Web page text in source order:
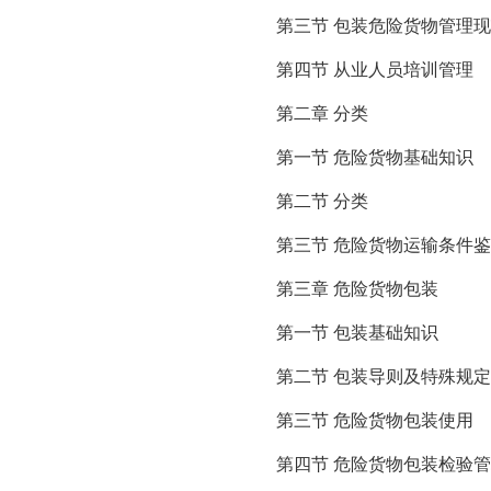
第三节 包装危险货物管理
第四节 从业人员培训管理
第二章 分类
第一节 危险货物基础知识
第二节 分类
第三节 危险货物运输条件
第三章 危险货物包装
第一节 包装基础知识
第二节 包装导则及特殊规定
第三节 危险货物包装使用
第四节 危险货物包装检验